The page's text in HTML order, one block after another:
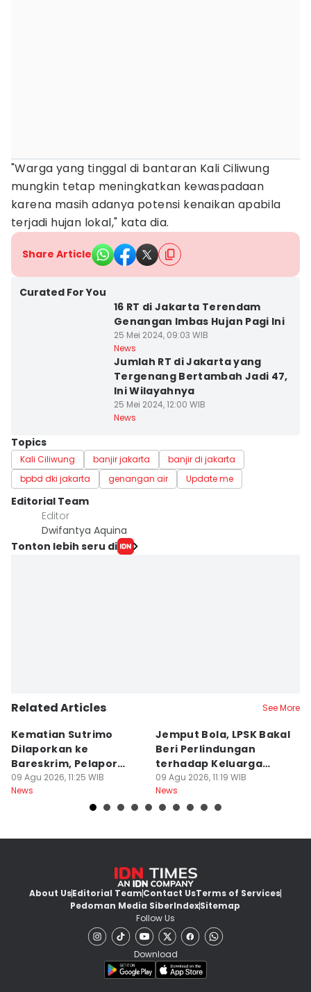
"Warga yang tinggal di bantaran Kali Ciliwung
mungkin tetap meningkatkan kewaspadaan
karena masih adanya potensi kenaikan apabila
terjadi hujan lokal," kata dia.
Share Article
Curated For You
16 RT di Jakarta Terendam
Genangan Imbas Hujan Pagi Ini
25 Mei 2024, 09:03 WIB
News
Jumlah RT di Jakarta yang
Tergenang Bertambah Jadi 47,
Ini Wilayahnya
25 Mei 2024, 12:00 WIB
News
Topics
Kali Ciliwung banjir jakarta
banjir di jakarta
bpbd dki jakarta
genangan air Update me
Editorial Team
Editor
Dwifantya Aquina
Tonton lebih seru di
Related Articles See More
Kematian Sutrimo
Dilaporkan ke
Bareskrim, Pelapor
Minta Ekshumasi
09 Agu 2026, 11:25 WIB
News
Jemput Bola, LPSK Bakal
Beri Perlindungan
terhadap Keluarga
Sutrimo
09 Agu 2026, 11:19 WIB
News
About UsEditorial TeamContact UsTerms of Services
Pedoman Media SiberIndexSitemap
Follow Us
Download